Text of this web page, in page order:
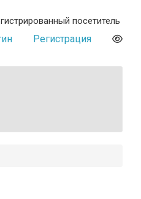
посетитель
Регистрация